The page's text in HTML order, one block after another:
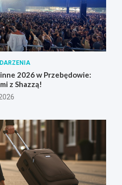
2026 w Przebędowie:
z Shazzą!